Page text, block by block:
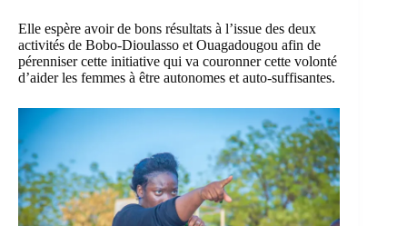
Elle espère avoir de bons résultats à l’issue des deux
activités de Bobo-Dioulasso et Ouagadougou afin de
pérenniser cette initiative qui va couronner cette volonté
d’aider les femmes à être autonomes et auto-suffisantes.